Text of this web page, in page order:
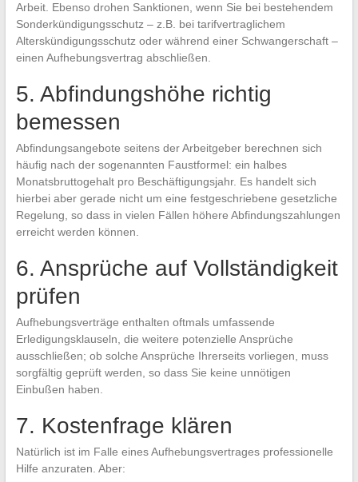
Arbeit. Ebenso drohen Sanktionen, wenn Sie bei bestehendem
Sonderkündigungsschutz – z.B. bei tarifvertraglichem
Alterskündigungsschutz oder während einer Schwangerschaft –
einen Aufhebungsvertrag abschließen.
5. Abfindungshöhe richtig
bemessen
Abfindungsangebote seitens der Arbeitgeber berechnen sich
häufig nach der sogenannten Faustformel: ein halbes
Monatsbruttogehalt pro Beschäftigungsjahr. Es handelt sich
hierbei aber gerade nicht um eine festgeschriebene gesetzliche
Regelung, so dass in vielen Fällen höhere Abfindungszahlungen
erreicht werden können.
6. Ansprüche auf Vollständigkeit
prüfen
Aufhebungsverträge enthalten oftmals umfassende
Erledigungsklauseln, die weitere potenzielle Ansprüche
ausschließen; ob solche Ansprüche Ihrerseits vorliegen, muss
sorgfältig geprüft werden, so dass Sie keine unnötigen
Einbußen haben.
7. Kostenfrage klären
Natürlich ist im Falle eines Aufhebungsvertrages professionelle
Hilfe anzuraten. Aber: